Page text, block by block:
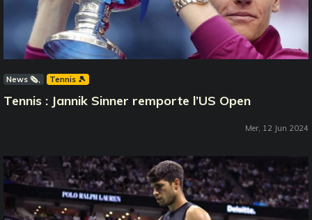
News 🗞️ Tennis 🎾
Tennis : Jannik Sinner remporte l’US Open
Mer, 12 Jun 2024